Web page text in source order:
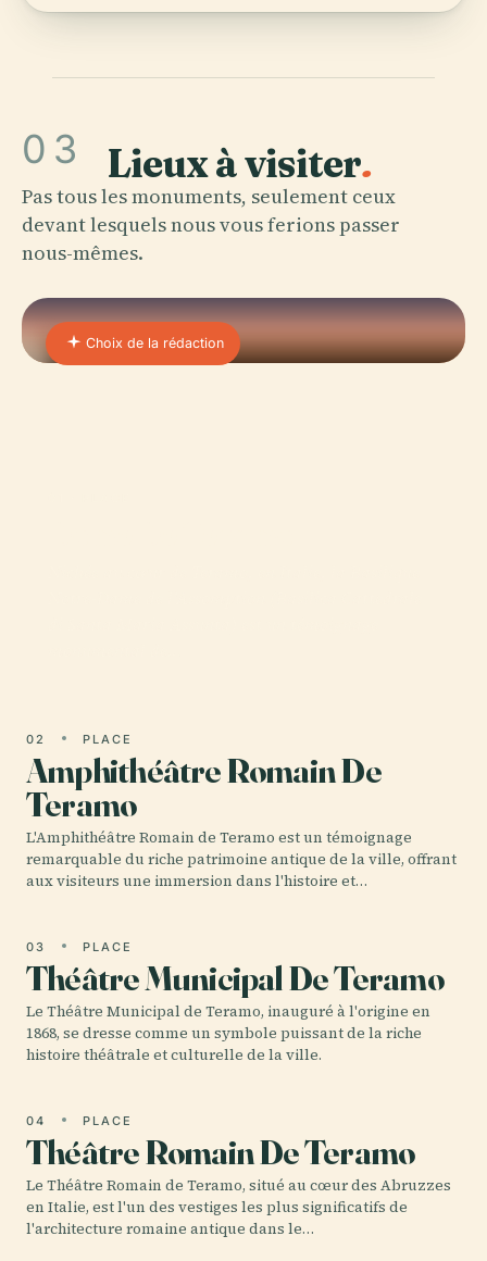
03 Lieux à visiter.
Pas tous les monuments, seulement ceux
devant lesquels nous vous ferions passer
nous-mêmes.
Choix de la rédaction
02 PLACE
Amphithéâtre Romain De
Teramo
L'Amphithéâtre Romain de Teramo est un témoignage
remarquable du riche patrimoine antique de la ville, offrant
aux visiteurs une immersion dans l'histoire et…
03 PLACE
Théâtre Municipal De Teramo
Le Théâtre Municipal de Teramo, inauguré à l'origine en
1868, se dresse comme un symbole puissant de la riche
histoire théâtrale et culturelle de la ville.
04 PLACE
Théâtre Romain De Teramo
Le Théâtre Romain de Teramo, situé au cœur des Abruzzes
en Italie, est l'un des vestiges les plus significatifs de
l'architecture romaine antique dans le…